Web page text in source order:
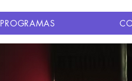
PROGRAMAS